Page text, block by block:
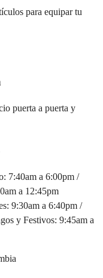
para equipar tu
puerta a puerta y
7:40am a 6:00pm /
a 12:45pm
9:30am a 6:40pm /
y Festivos: 9:45am a